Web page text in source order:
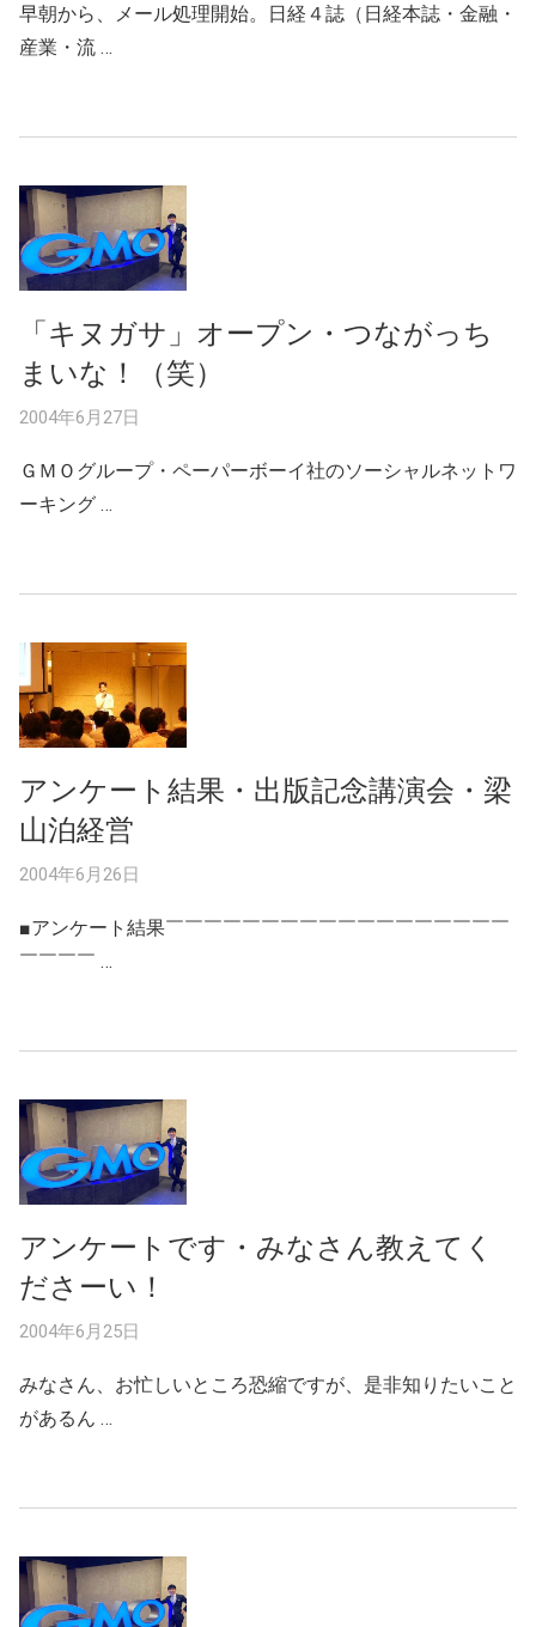
早朝から、メール処理開始。日経４誌（日経本誌・金融・
産業・流 …
「キヌガサ」オープン・つながっち
まいな！（笑）
2004年6月27日
ＧＭＯグループ・ペーパーボーイ社のソーシャルネットワ
ーキング …
アンケート結果・出版記念講演会・梁
山泊経営
2004年6月26日
■アンケート結果￣￣￣￣￣￣￣￣￣￣￣￣￣￣￣￣￣￣
￣￣￣￣ …
アンケートです・みなさん教えてく
ださーい！
2004年6月25日
みなさん、お忙しいところ恐縮ですが、是非知りたいこと
があるん …